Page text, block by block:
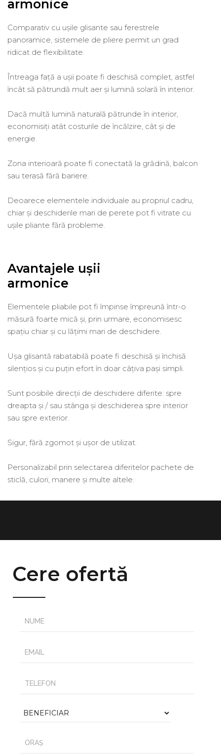
armonice
Comparativ cu ușile glisante sau ferestrele
panoramice, sistemele de pliere permit un grad
ridicat de flexibilitate.
Întreaga față a ușii poate fi deschisă complet, astfel
încât să pătrundă mult aer și lumină solară în interior.
Dacă multă lumină naturală pătrunde în interior,
economisiți atât costurile de încălzire, cât și de
energie.
Zona interioară poate fi conectată la grădină, balcon
sau terasă fără bariere.
Deoarece elementele individuale au propriul cadru,
chiar și deschiderile mari de perete pot fi vitrate cu
ușile pliante fără probleme.
Avantajele ușii
armonice
Elementele pliabile pot fi împinse împreună într-o
măsură foarte mică și, prin urmare, economisesc
spațiu chiar și cu lățimi mari de deschidere.
Ușa glisantă rabatabilă poate fi deschisă și închisă
silențios și cu puțin efort în doar câțiva pași simpli.
Sunt posibile direcții de deschidere diferite: spre
dreapta și / sau stânga și deschiderea spre interior
sau spre exterior.
Sigur, fără zgomot și ușor de utilizat.
Personalizabil prin selectarea diferitelor pachete de
sticlă, culori, manere și multe altele.
Cere ofertă